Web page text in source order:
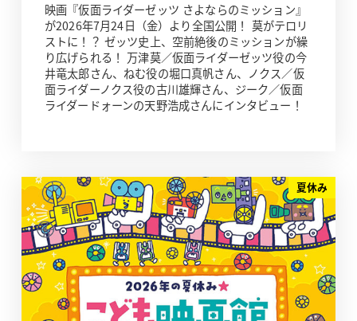
映画『仮面ライダーゼッツ さよならのミッション』
が2026年7月24日（金）より全国公開！ 莫がテロリ
ストに！？ ゼッツ史上、空前絶後のミッションが繰
り広げられる！ 万津莫／仮面ライダーゼッツ役の今
井竜太郎さん、ねむ役の堀口真帆さん、ノクス／仮
面ライダーノクス役の古川雄輝さん、ジーク／仮面
ライダードォーンの天野浩成さんにインタビュー！
夏休み